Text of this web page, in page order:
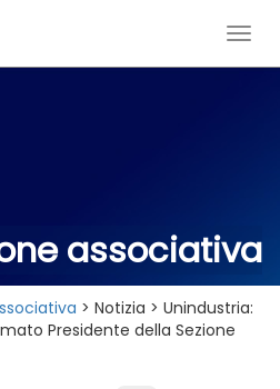
associativa
> Notizia > Unindustria:
Presidente della Sezione